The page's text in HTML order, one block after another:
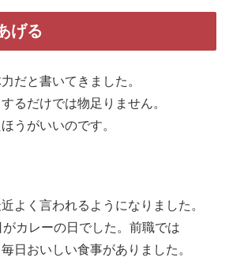
げる
だと書いてきました。
るだけでは物足りません。
うがいいのです。
よく言われるようになりました。
カレーの日でした。前職では
日おいしい食事がありました。